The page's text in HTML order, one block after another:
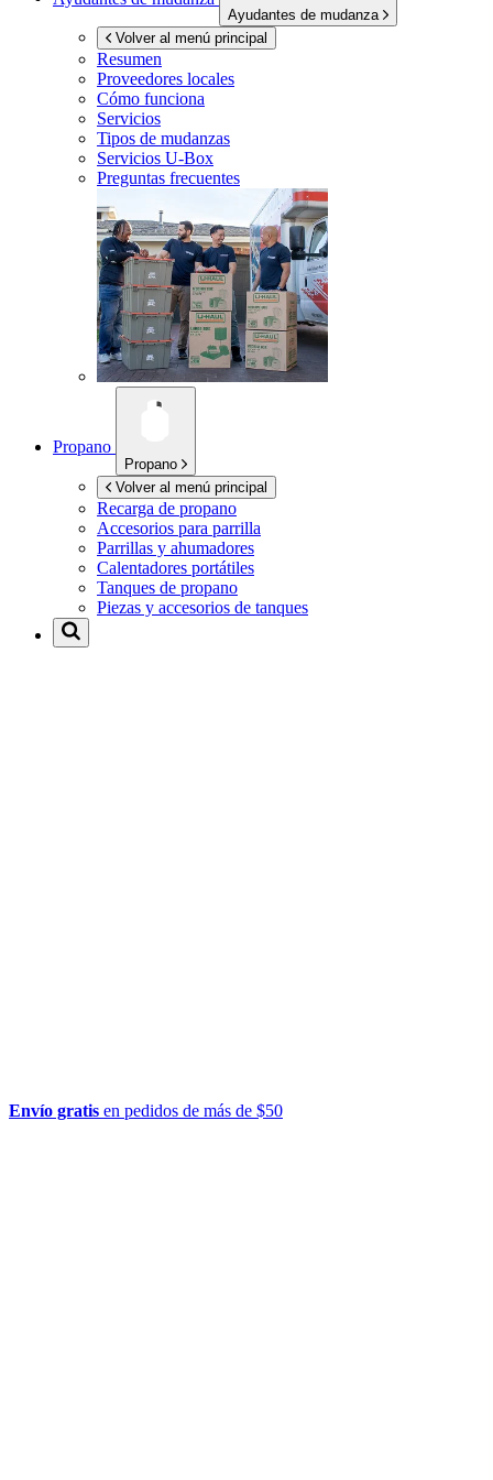
Ayudantes de mudanza
Volver al menú principal
Resumen
Proveedores locales
Cómo funciona
Servicios
Tipos de mudanzas
Servicios U-Box
Preguntas frecuentes
Propano
Propano
Volver al menú principal
Recarga de propano
Accesorios para parrilla
Parrillas y ahumadores
Calentadores portátiles
Tanques de propano
Piezas y accesorios de tanques
Envío gratis en pedidos de más de $50